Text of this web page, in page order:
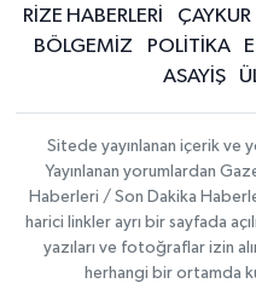
RİZE HABERLERİ ÇAYKUR
BÖLGEMİZ
POLİTİKA
ASAYİŞ
Sitede yayınlanan içerik ve
Yayınlanan yorumlardan
Haberleri / Son Dakika
harici linkler ayrı bir sayfada
yazıları ve fotoğraflar izin
herhangi bir ortamda